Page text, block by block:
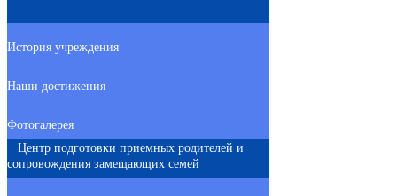
История учреждения
Наши достижения
Фотогалерея
Центр подготовки приемных родителей и
сопровождения замещающих семей